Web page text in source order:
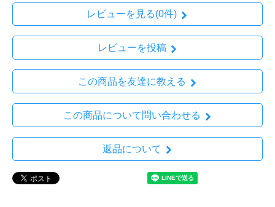
レビューを見る(0件)
レビューを投稿
この商品を友達に教える
この商品について問い合わせる
返品について